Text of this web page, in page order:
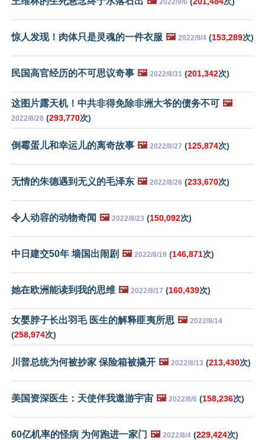
惊人发现！肉体只是灵魂的一件衣服 🖼️ 2022/9/4 (153,289次)
民国高官经历的不可思议奇事 🖼️ 2022/8/31 (201,342次)
这图片露天机！中共非得免除非洲大爷的债务不可 🖼️
2022/8/28 (293,770次)
倒霉蛋儿和幸运儿的离奇故事 🖼️ 2022/8/27 (125,874次)
无情的朱德遇到无义的毛泽东 🖼️ 2022/8/26 (233,670次)
令人动容的动物奇闻 🖼️ 2022/8/23 (150,092次)
中日建交50年 墙国出闹剧 🖼️ 2022/8/19 (146,871次)
她在欧洲能读到我的思维 🖼️ 2022/8/17 (160,439次)
女婴脖子长出羽毛 医生的解释匪夷所思 🖼️ 2022/8/14
(258,974次)
川普总统为何被抄家 保险箱被撬开 🖼️ 2022/8/13 (213,430次)
美国资深医生：天使伴我遨游宇宙 🖼️ 2022/8/6 (158,236次)
60亿机率的怪病 为何跑进一家门 🖼️ 2022/8/4 (229,424次)